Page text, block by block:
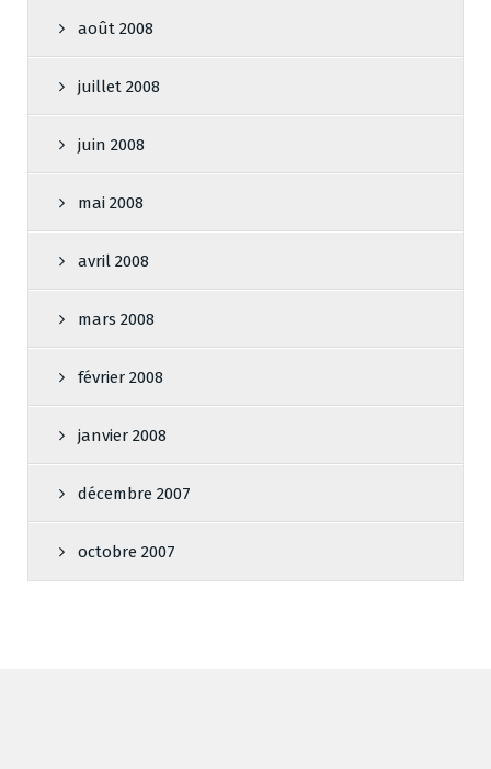
août 2008
juillet 2008
juin 2008
mai 2008
avril 2008
mars 2008
février 2008
janvier 2008
décembre 2007
octobre 2007